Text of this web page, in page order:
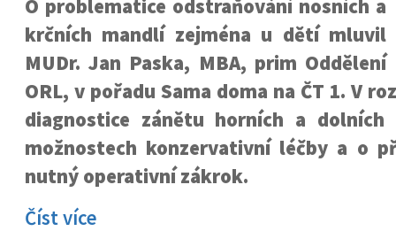
O problematice odstraňování nosních a
krčních mandlí zejména u dětí mluvil
MUDr. Jan Paska, MBA, prim Oddělení
ORL, v pořadu Sama doma na ČT 1. V
diagnostice zánětu horních a dolních
možnostech konzervativní léčby a o
nutný operativní zákrok.
Číst více